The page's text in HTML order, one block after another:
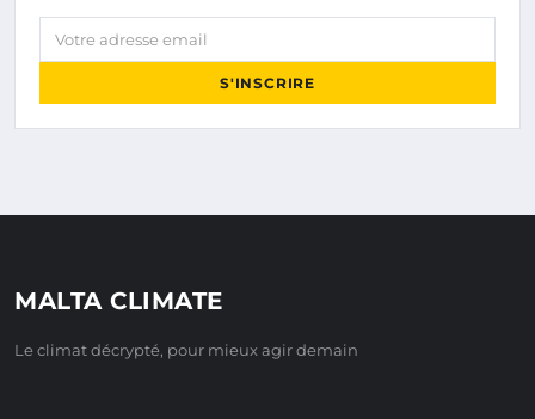
Votre adresse email
S'INSCRIRE
MALTA CLIMATE
Le climat décrypté, pour mieux agir demain